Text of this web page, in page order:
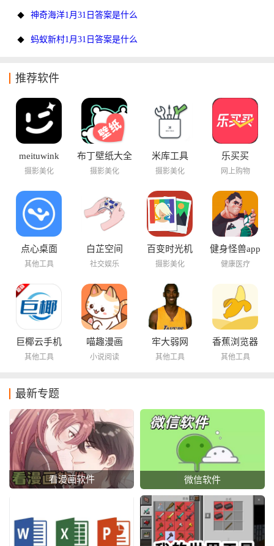
神奇海洋1月31日答案是什么
蚂蚁新村1月31日答案是什么
推荐软件
meituwink
摄影美化
布丁壁纸大全
摄影美化
米库工具
摄影美化
乐买买
网上购物
点心桌面
其他工具
白芷空间
社交娱乐
百变时光机
摄影美化
健身怪兽app
健康医疗
巨椰云手机
其他工具
喵趣漫画
小说阅读
牢大弱网
其他工具
香蕉浏览器
其他工具
最新专题
看漫画软件 微信软件